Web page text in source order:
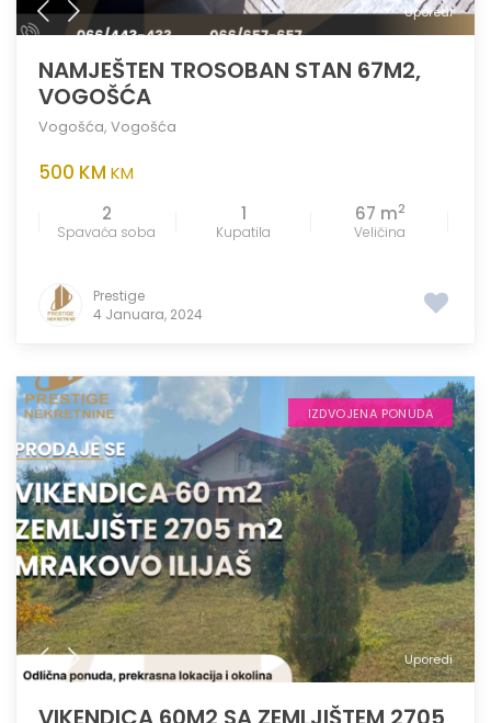
Uporedi
NAMJEŠTEN TROSOBAN STAN 67M2,
VOGOŠĆA
Vogošća, Vogošća
500 KM KM
2
Spavaća soba
1
Kupatila
67 m2
Veličina
Prestige
4 Januara, 2024
Uporedi
IZDVOJENA PONUDA